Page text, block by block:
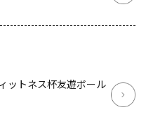
ットネス杯友遊ボール